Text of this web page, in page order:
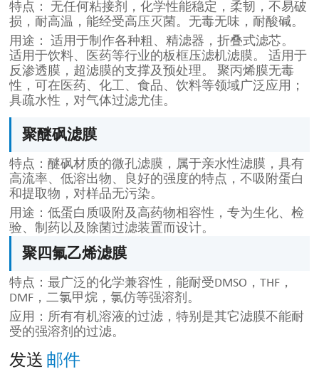
特点： 无任何粘接剂，化学性能稳定，柔韧，不易破
损，耐高温，能经受高压灭菌。无毒无味，耐酸碱。
用途： 适用于制作各种粗、精滤器，折叠式滤芯。
适用于饮料、医药等行业的板框压滤机滤膜。 适用于
反渗透膜，超滤膜的支撑及预处理。 聚丙烯膜无毒
性，可在医药、化工、食品、饮料等领域广泛应用；
具疏水性，对气体过滤尤佳。
聚醚砜滤膜
特点：醚砜材质的微孔滤膜，属于亲水性滤膜，具有
高流率、低溶出物、良好的强度的特点，不吸附蛋白
和提取物，对样品无污染。
用途：低蛋白质吸附及高药物相容性，专为生化、检
验、制药以及除菌过滤装置而设计。
聚四氟乙烯滤膜
特点：最广泛的化学兼容性，能耐受DMSO，THF，
DMF，二氯甲烷，氯仿等强溶剂。
应用：所有有机溶液的过滤，特别是其它滤膜不能耐
受的强溶剂的过滤。
发送 邮件